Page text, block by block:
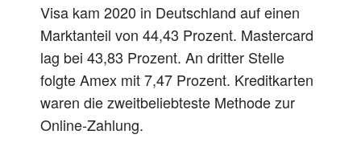
Visa kam 2020 in Deutschland auf einen
Marktanteil von 44,43 Prozent. Mastercard
lag bei 43,83 Prozent. An dritter Stelle
folgte Amex mit 7,47 Prozent. Kreditkarten
waren die zweitbeliebteste Methode zur
Online-Zahlung.